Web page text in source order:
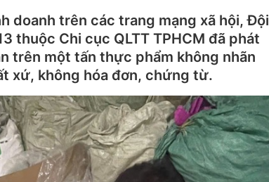
doanh trên các trang mạng xã hội, Đội
thuộc Chi cục QLTT TPHCM đã phát
trên một tấn thực phẩm không nhãn
xứ, không hóa đơn, chứng từ.